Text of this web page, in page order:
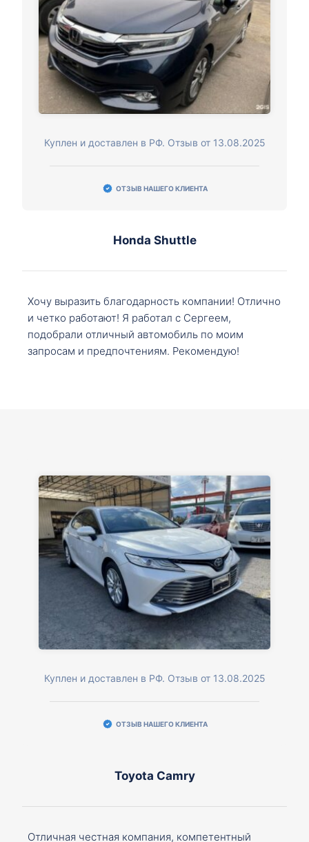
Куплен и доставлен в РФ. Отзыв от 13.08.2025
ОТЗЫВ НАШЕГО КЛИЕНТА
Honda Shuttle
Хочу выразить благодарность компании! Отлично
и четко работают! Я работал с Сергеем,
подобрали отличный автомобиль по моим
запросам и предпочтениям. Рекомендую!
Куплен и доставлен в РФ. Отзыв от 13.08.2025
ОТЗЫВ НАШЕГО КЛИЕНТА
Toyota Camry
Отличная честная компания, компетентный